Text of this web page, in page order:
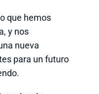
que hemos
y nos
nueva
para un futuro